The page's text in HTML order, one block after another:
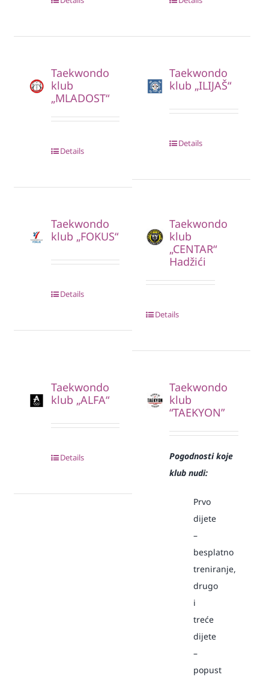
Taekwondo
klub
„MLADOST“
Details
Taekwondo
klub „ILIJAŠ“
Details
Taekwondo
klub „FOKUS“
Details
Taekwondo
klub
„CENTAR“
Hadžići
Details
Taekwondo
klub „ALFA“
Details
Taekwondo
klub
“TAEKYON”
Pogodnosti koje
klub nudi:
Prvo
dijete
–
besplatno
treniranje,
drugo
i
treće
dijete
–
popust